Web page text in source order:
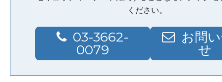
ください。
03-3662-
0079
お問
せ